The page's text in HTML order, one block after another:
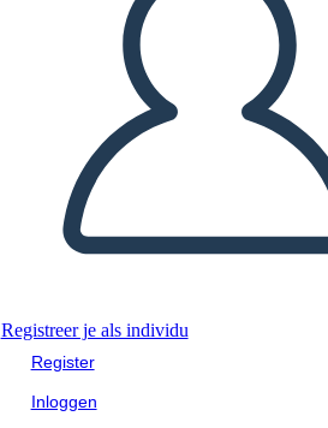
Registreer je als individu
Register
Inloggen
LEES MIJ VOOR